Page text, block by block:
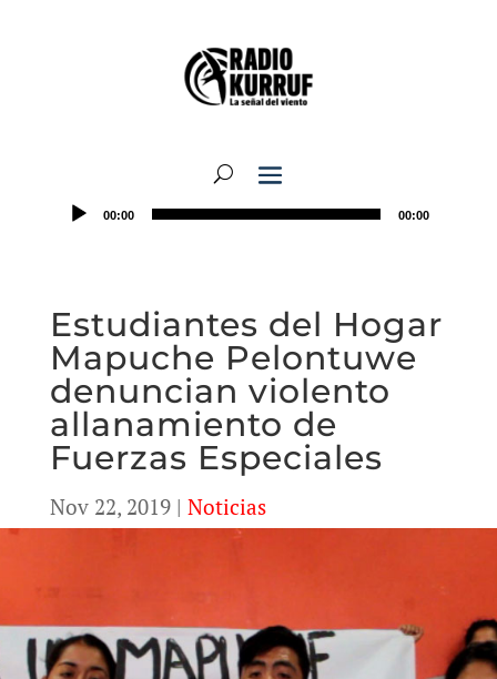
00:00 00:00
Estudiantes del Hogar
Mapuche Pelontuwe
denuncian violento
allanamiento de
Fuerzas Especiales
Nov 22, 2019| Noticias